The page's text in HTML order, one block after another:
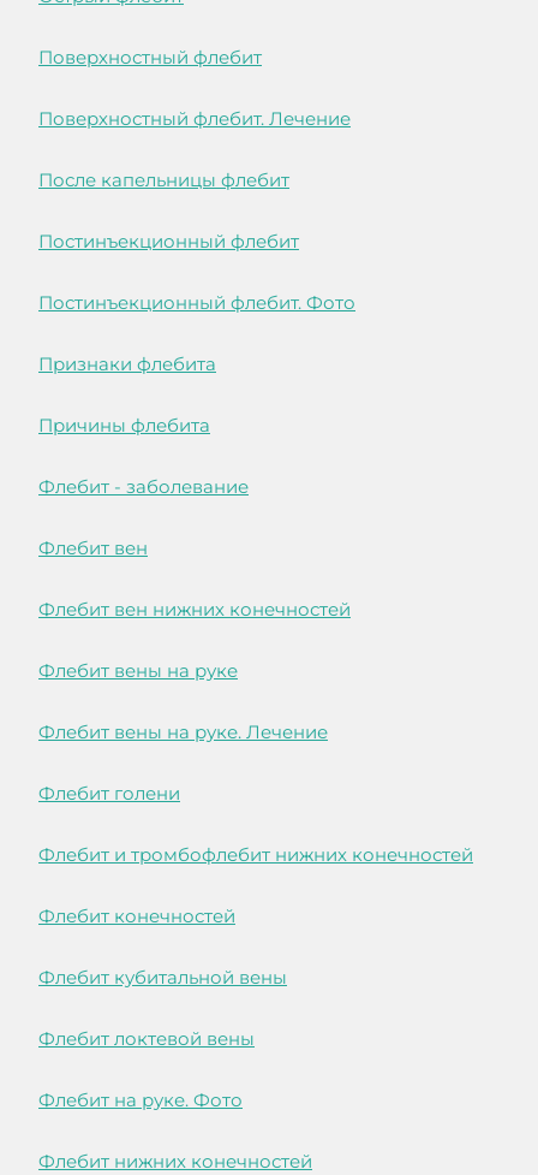
Поверхностный флебит
Поверхностный флебит. Лечение
После капельницы флебит
Постинъекционный флебит
Постинъекционный флебит. Фото
Признаки флебита
Причины флебита
Флебит - заболевание
Флебит вен
Флебит вен нижних конечностей
Флебит вены на руке
Флебит вены на руке. Лечение
Флебит голени
Флебит и тромбофлебит нижних конечностей
Флебит конечностей
Флебит кубитальной вены
Флебит локтевой вены
Флебит на руке. Фото
Флебит нижних конечностей